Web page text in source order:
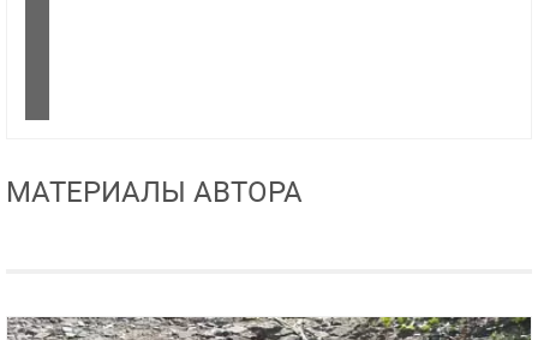
МАТЕРИАЛЫ АВТОРА